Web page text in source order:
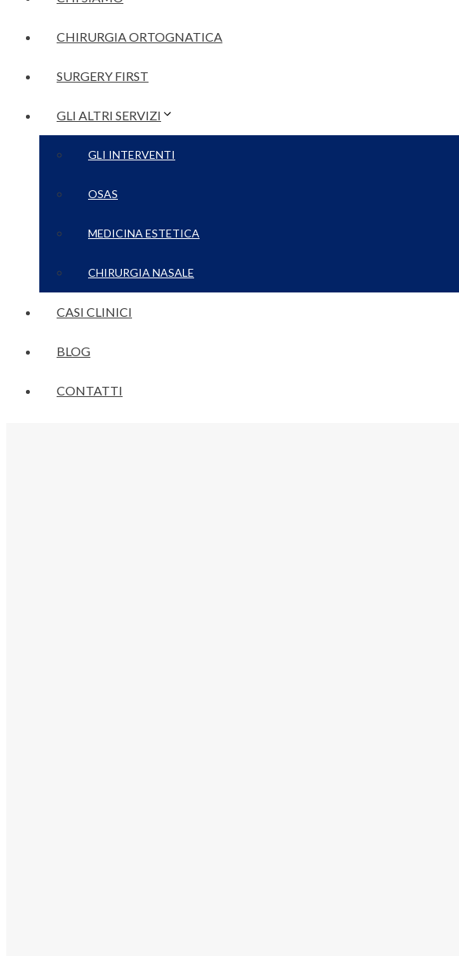
CHIRURGIA ORTOGNATICA
SURGERY FIRST
GLI ALTRI SERVIZI
GLI INTERVENTI
OSAS
MEDICINA ESTETICA
CHIRURGIA NASALE
CASI CLINICI
BLOG
CONTATTI